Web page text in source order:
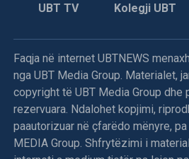
UBT TV Kolegji UBT
Faqja në internet UBTNEWS
nga UBT Media Group. Materialet,
copyright të UBT Media Group dhe
rezervuara. Ndalohet kopjimi,
paautorizuar në çfarëdo mënyre,
MEDIA Group. Shfrytëzimi i